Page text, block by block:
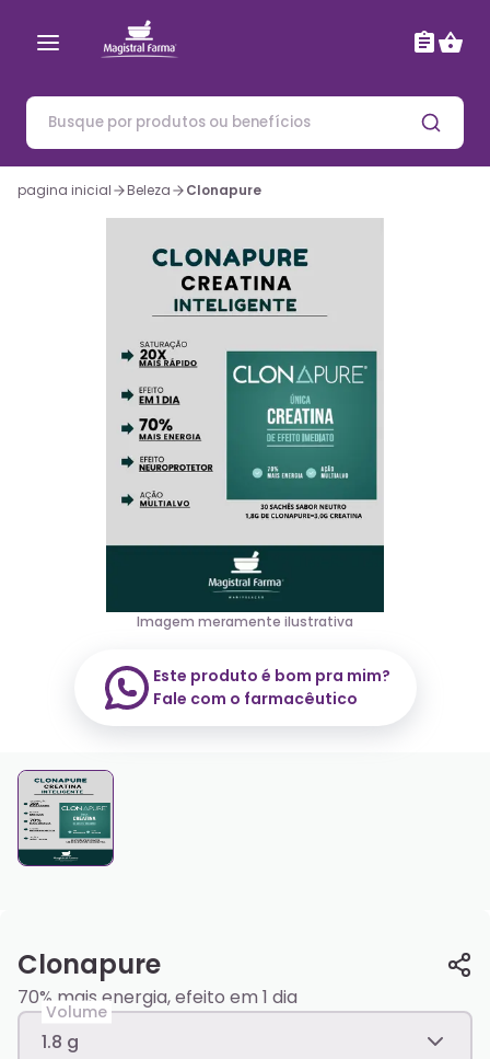
pagina inicial Beleza Clonapure
Imagem meramente ilustrativa
Este produto é bom pra mim?
Fale com o farmacêutico
Clonapure
70% mais energia, efeito em 1 dia
Volume
1.8 g